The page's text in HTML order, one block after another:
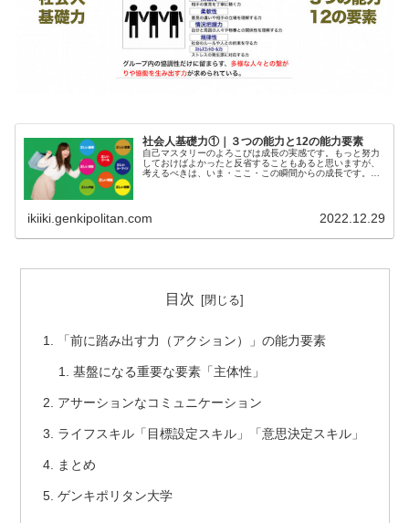
社会人基礎力①｜３つの能力と12の能力要素
自己マスタリーのよろこびは成長の実感です。もっと努力
しておけばよかったと反省することもあると思いますが、
考えるべきは、いま・ここ・この瞬間からの成長です。し
ikiiki.genkipolitan.com 2022.12.29
目次
「前に踏み出す力（アクション）」の能力要素
基盤になる重要な要素「主体性」
アサーションなコミュニケーション
ライフスキル「目標設定スキル」「意思決定スキル」
まとめ
ゲンキポリタン大学